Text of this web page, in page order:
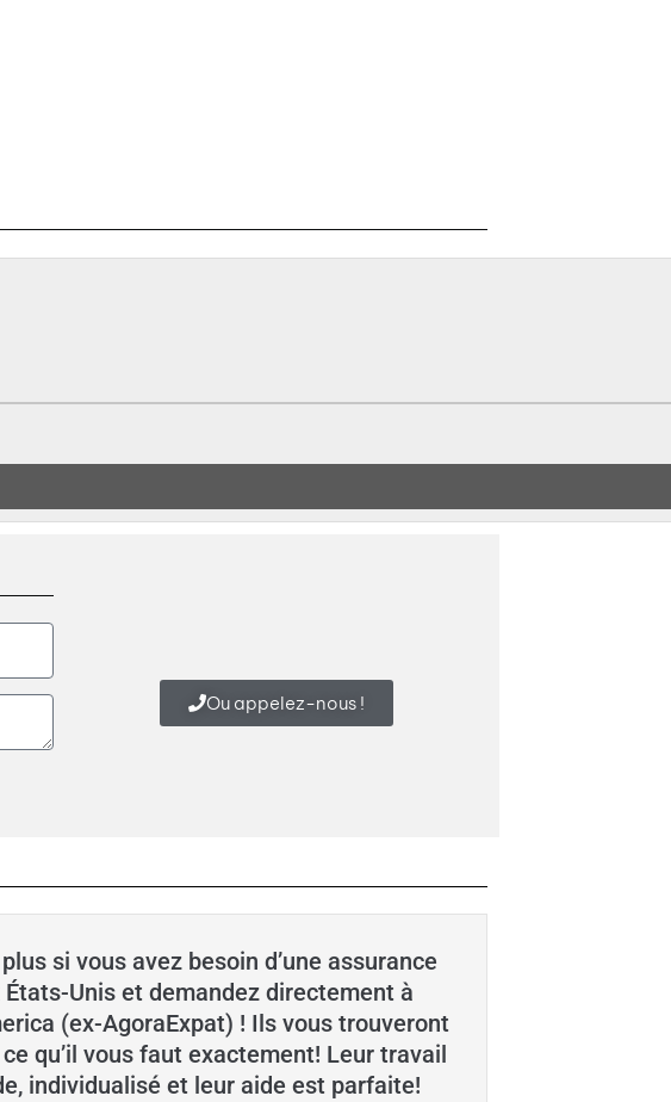
Ou appelez-nous !
si vous avez besoin d’une assurance
Unis et demandez directement à
(ex-AgoraExpat) ! Ils vous trouveront
qu’il vous faut exactement! Leur travail
individualisé et leur aide est parfaite!